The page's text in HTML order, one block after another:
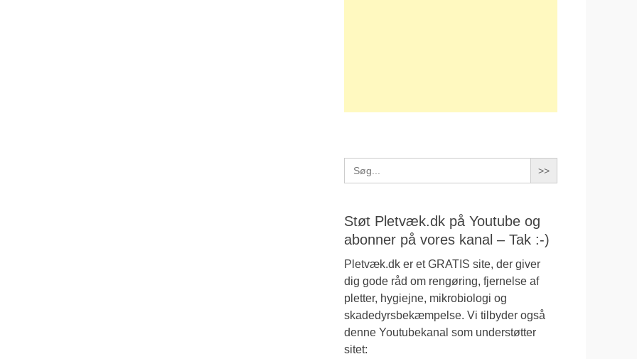
Search
for:
Støt Pletvæk.dk på Youtube og
abonner på vores kanal – Tak :-)
Pletvæk.dk er et GRATIS site, der giver
dig gode råd om rengøring, fjernelse af
pletter, hygiejne, mikrobiologi og
skadedyrsbekæmpelse. Vi tilbyder også
denne Youtubekanal som understøtter
sitet: